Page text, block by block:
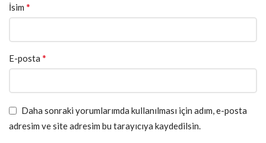
İsim *
E-posta *
Daha sonraki yorumlarımda kullanılması için adım, e-posta
adresim ve site adresim bu tarayıcıya kaydedilsin.